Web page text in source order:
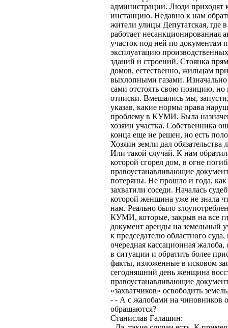
администрации. Люди приходят
инстанцию. Недавно к нам
жители улицы Депутатская, где
работает несанкционированная
участок под ней по документам
эксплуатацию
зданий и строений. Стоянка
домов, естественно, жильцам
выхлопными газами.
сами отстоять свою позицию, но
отписки. Вмешались мы,
указав, какие нормы права
проблему в КУМИ. Была
хозяин участка. Собственника
конца еще не решен, но есть
Хозяин земли дал обязательства
Или такой случай. К нам
которой сгорел дом, в огне
правоустанавливающие
потеряны. Не прошло и года, как
захватили соседи. Началась
которой женщина уже не знала
нам. Реально было
КУМИ, которые, закрыв на все
документ аренды на земельный
к председателю областного суда,
очередная кассационная жалоба,
в ситуации и обратить более
факты, изложенные в исковом
сегодняшний день женщина
правоустанавливающие
«захватчиков» освободить
- - А с жалобами на чиновников
обращаются?
Станислав Галашин: